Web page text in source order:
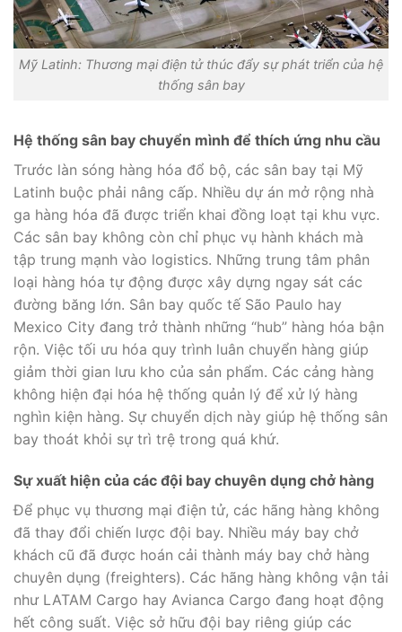
Mỹ Latinh: Thương mại điện tử thúc đẩy sự phát triển của hệ
thống sân bay
Hệ thống sân bay chuyển mình để thích ứng nhu cầu
Trước làn sóng hàng hóa đổ bộ, các sân bay tại Mỹ
Latinh buộc phải nâng cấp. Nhiều dự án mở rộng nhà
ga hàng hóa đã được triển khai đồng loạt tại khu vực.
Các sân bay không còn chỉ phục vụ hành khách mà
tập trung mạnh vào logistics. Những trung tâm phân
loại hàng hóa tự động được xây dựng ngay sát các
đường băng lớn. Sân bay quốc tế São Paulo hay
Mexico City đang trở thành những “hub” hàng hóa bận
rộn. Việc tối ưu hóa quy trình luân chuyển hàng giúp
giảm thời gian lưu kho của sản phẩm. Các cảng hàng
không hiện đại hóa hệ thống quản lý để xử lý hàng
nghìn kiện hàng. Sự chuyển dịch này giúp hệ thống sân
bay thoát khỏi sự trì trệ trong quá khứ.
Sự xuất hiện của các đội bay chuyên dụng chở hàng
Để phục vụ thương mại điện tử, các hãng hàng không
đã thay đổi chiến lược đội bay. Nhiều máy bay chở
khách cũ đã được hoán cải thành máy bay chở hàng
chuyên dụng (freighters). Các hãng hàng không vận tải
như LATAM Cargo hay Avianca Cargo đang hoạt động
hết công suất. Việc sở hữu đội bay riêng giúp các